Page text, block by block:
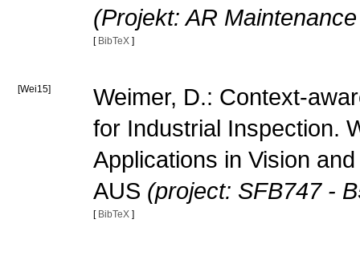
(Projekt: AR
[ BibTeX ]
[Wei15]
Weimer, D.: Context-
for Industrial Inspection.
Applications in Vision
AUS (project: SFB747 -
[ BibTeX ]